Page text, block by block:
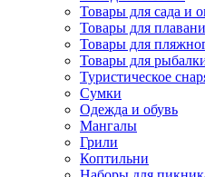
Товары для сада и
Товары для
Товары для
Товары для
Туристическое
Сумки
Одежда и обувь
Мангалы
Грили
Коптильни